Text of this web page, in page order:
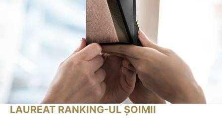
LAUREAT RANKING-UL ȘOIMII